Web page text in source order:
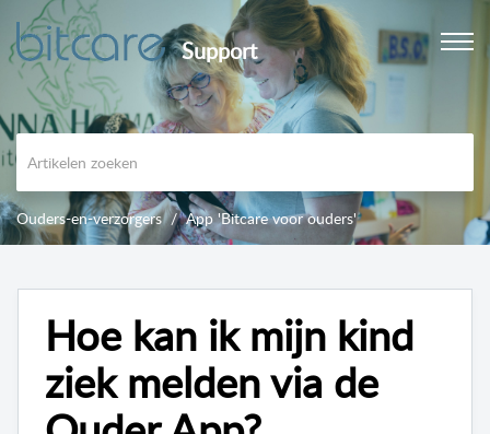
Support
Ouders-en-verzorgers App 'Bitcare voor ouders'
Hoe kan ik mijn kind
ziek melden via de